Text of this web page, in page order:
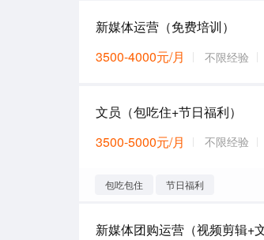
新媒体运营（免费培训）
3500-4000元/月
不限经验
文员（包吃住+节日福利）
3500-5000元/月
不限经验
包吃包住 节日福利
新媒体团购运营（视频剪辑+